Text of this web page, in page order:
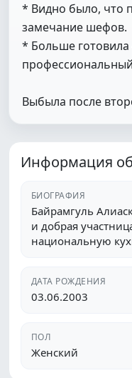
* Видно было, что
замечание шефов.
* Больше готовила
Выбыла после
Информация
БИОГРАФИЯ
Байрамгуль
и добрая
национальную
ДАТА РОЖДЕНИЯ
03.06.2003
ПОЛ
Женский